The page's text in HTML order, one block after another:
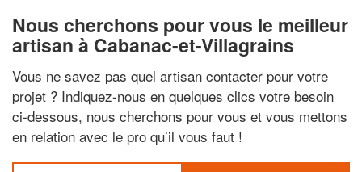
Nous cherchons pour vous le meilleur
artisan à Cabanac-et-Villagrains
Vous ne savez pas quel artisan contacter pour votre
projet ? Indiquez-nous en quelques clics votre besoin
ci-dessous, nous cherchons pour vous et vous mettons
en relation avec le pro qu’il vous faut !